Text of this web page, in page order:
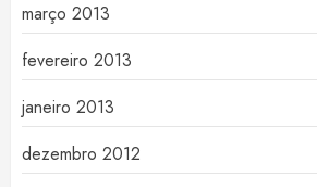
março 2013
fevereiro 2013
janeiro 2013
dezembro 2012